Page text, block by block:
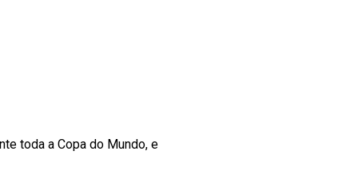
toda a Copa do Mundo, e